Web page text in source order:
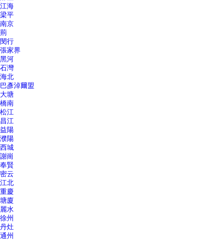
江海
梁平
南京
荊
閔行
張家界
黑河
石灣
海北
巴彥淖爾盟
大塘
橋南
松江
昌江
益陽
濮陽
西城
謝崗
奉賢
密云
江北
重慶
塘廈
麗水
徐州
丹灶
通州